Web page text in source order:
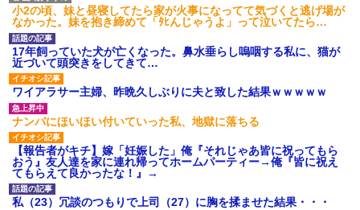
小2の頃、妹と昼寝してたら家が火事になってて気づくと逃げ場が
なかった。妹を抱き締めて「ﾀﾋんじゃうよ」って泣いてたら…
17年飼っていた犬が亡くなった。鼻水垂らし嗚咽する私に、猫が
近づいて頭突きをしてきて…
ワイアラサー主婦、昨晩久しぶりに夫と致した結果ｗｗｗｗｗ
ナンパにほいほい付いていった私、地獄に落ちる
【報告者がキチ】嫁「妊娠した」俺『それじゃあ皆に祝ってもら
おう』友人達を家に連れ帰ってホームパーティー→俺『皆に祝え
てもらえて良かったな！』→
私（23）冗談のつもりで上司（27）に胸を揉ませた結果・・・